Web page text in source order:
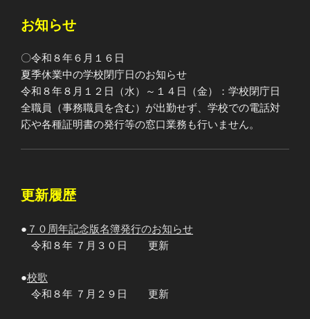
お知らせ
〇令和８年６月１６日
夏季休業中の学校閉庁日のお知らせ
令和８年８月１２日（水）～１４日（金）：学校閉庁日
全職員（事務職員を含む）が出勤せず、学校での電話対
応や各種証明書の発行等の窓口業務も行いません。
更新履歴
● ７０周年記念版名簿発行のお知らせ
令和８年 ７月３０日 更新
●校歌
令和８年 ７月２９日 更新